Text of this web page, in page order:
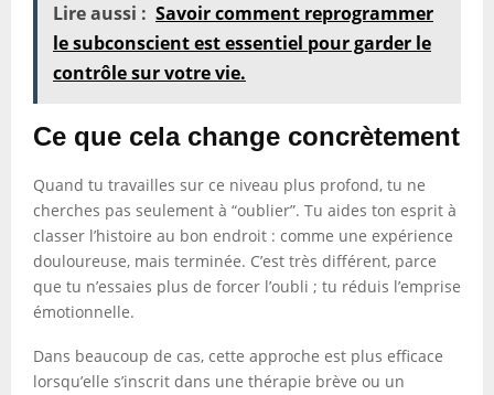
Lire aussi : Savoir comment reprogrammer
le subconscient est essentiel pour garder le
contrôle sur votre vie.
Ce que cela change concrètement
Quand tu travailles sur ce niveau plus profond, tu ne
cherches pas seulement à “oublier”. Tu aides ton esprit à
classer l’histoire au bon endroit : comme une expérience
douloureuse, mais terminée. C’est très différent, parce
que tu n’essaies plus de forcer l’oubli ; tu réduis l’emprise
émotionnelle.
Dans beaucoup de cas, cette approche est plus efficace
lorsqu’elle s’inscrit dans une thérapie brève ou un